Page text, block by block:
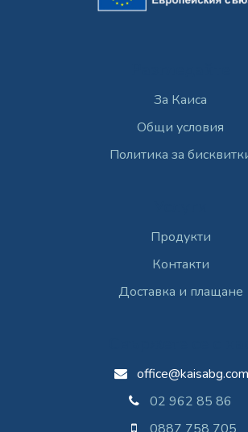
За Каиса
Общи условия
Политика за
Продукти
Контакти
Доставка и плащане
office@kaisabg.com
02 962 85 86
0887 758 705